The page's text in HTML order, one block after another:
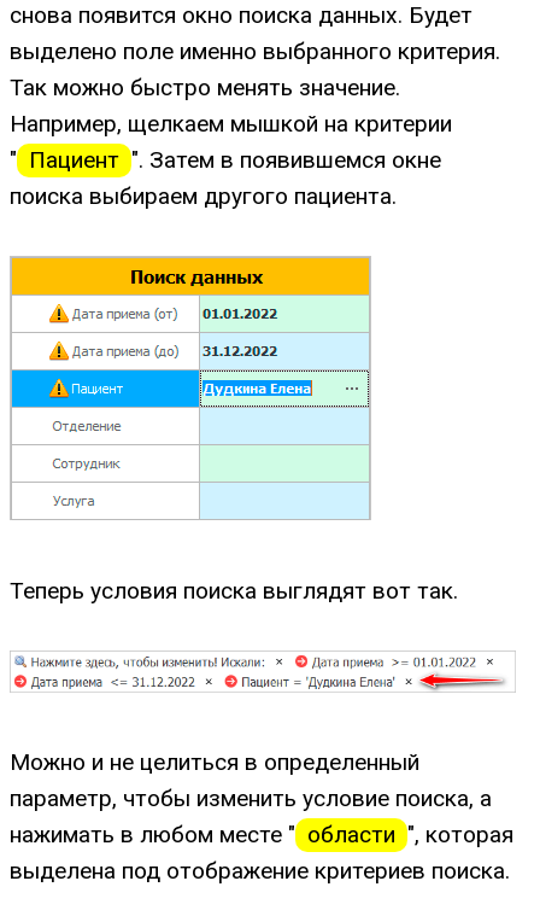
снова появится окно поиска данных. Будет
выделено поле именно выбранного критерия.
Так можно быстро менять значение.
Например, щелкаем мышкой на критерии
" Пациент ". Затем в появившемся окне
поиска выбираем другого пациента.
Теперь условия поиска выглядят вот так.
Можно и не целиться в определенный
параметр, чтобы изменить условие поиска, а
нажимать в любом месте " области ", которая
выделена под отображение критериев поиска.